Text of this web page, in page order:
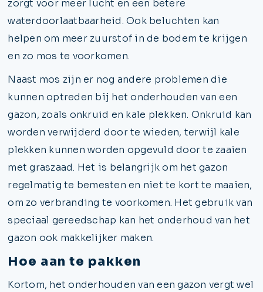
zorgt voor meer lucht en een betere
waterdoorlaatbaarheid. Ook beluchten kan
helpen om meer zuurstof in de bodem te krijgen
en zo mos te voorkomen.
Naast mos zijn er nog andere problemen die
kunnen optreden bij het onderhouden van een
gazon, zoals onkruid en kale plekken. Onkruid kan
worden verwijderd door te wieden, terwijl kale
plekken kunnen worden opgevuld door te zaaien
met graszaad. Het is belangrijk om het gazon
regelmatig te bemesten en niet te kort te maaien,
om zo verbranding te voorkomen. Het gebruik van
speciaal gereedschap kan het onderhoud van het
gazon ook makkelijker maken.
Hoe aan te pakken
Kortom, het onderhouden van een gazon vergt wel